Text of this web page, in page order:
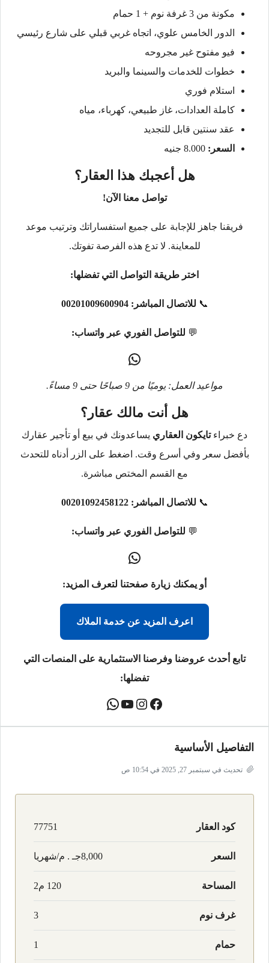
مكونة من 3 غرفة نوم + 1 حمام
الدور الخامس علوي، اتجاه غربي قبلي على شارع رئيسي
فيو مفتوح غير مجروحه
خطوات للخدمات والسينما والبريد
استلام فوري
كاملة العدادات، غاز طبيعي، كهرباء، مياه
عقد سنتين قابل للتجديد
السعر:
هل أعجبك هذا العقار؟
تواصل معنا الآن!
فريقنا جاهز للإجابة على جميع استفساراتك وترتيب موعد
للمعاينة. لا تدع هذه الفرصة تفوتك.
اختر طريقة التواصل التي تفضلها:
📞 للاتصال المباشر: 00201009600904
💬 للتواصل الفوري عبر واتساب:
مواعيد العمل: يوميًا من 9 صباحًا حتى 9 مساءً.
هل أنت مالك عقار؟
دع خبراءتايكون العقاري يساعدونك في بيع أو تأجير عقارك
بأفضل سعر وفي أسرع وقت. اضغط على الزر أدناه للتحدث
مع القسم المختص مباشرة.
📞 للاتصال المباشر: 00201092458122
💬 للتواصل الفوري عبر واتساب:
أو يمكنك زيارة صفحتنا لتعرف المزيد:
اعرف المزيد عن خدمة الملاك
تابع أحدث عروضنا وفرصنا الاستثمارية على المنصات التي
تفضلها:
التفاصيل الأساسية
تحديث في سبتمبر 27, 2025 في 10:54 ص
كود العقار 77751
السعر 8,000جـ . م/شهريا
المساحة 120 م2
غرف نوم 3
حمام 1